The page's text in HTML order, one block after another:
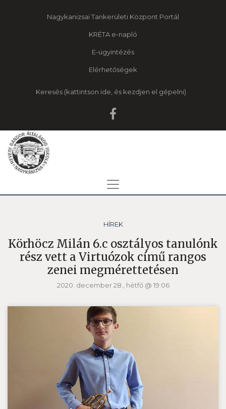
Nagykanizsai Tankerületi Központ Portál
KRÉTA e-napló
E-ügyintézés
Elérhetőségek
Keresés
HÍREK
Körhöcz Milán 6.c osztályos tanulónk
rész vett a Virtuózok című rangos
zenei megmérettetésen
2020. december 28., hétfő @ 19:06